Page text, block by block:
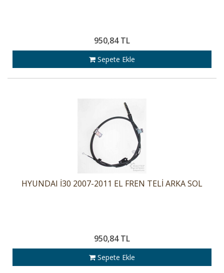
950,84 TL
Sepete Ekle
HYUNDAI İ30 2007-2011 EL FREN TELİ ARKA SOL
950,84 TL
Sepete Ekle